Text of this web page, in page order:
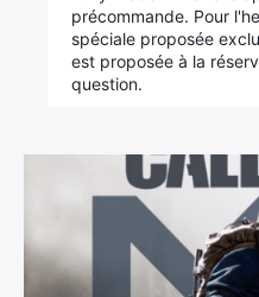
précommande. Pour
spéciale proposée
est proposée à la
question.